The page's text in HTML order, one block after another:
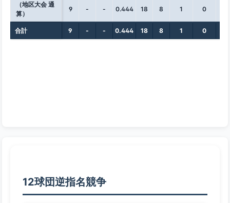
（地区大会 通
算）
9 - - 0.444 18 8 1 0
合計 9 - - 0.444 18 8 1 0
12球団逆指名競争